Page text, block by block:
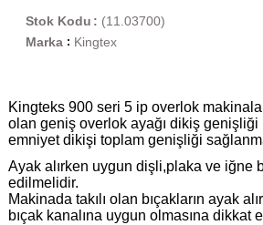
(11.03700)
Stok Kodu
Marka : Kingtex
Kingteks 900 seri 5 ip overlok
olan geniş overlok ayağı dikiş genişliği
emniyet dikişi toplam genişliği
Ayak alırken uygun dişli,plaka ve iğne
edilmelidir.
Makinada takılı olan bıçakların ayak
bıçak kanalına uygun olmasına dikkat